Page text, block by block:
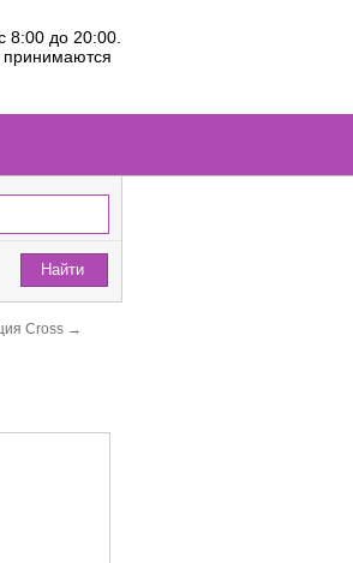
8:00 до 20:00.
принимаются
Найти
Cross →